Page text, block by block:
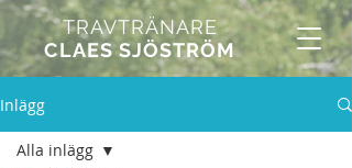
TRAVTRÄNARE
CLAES SJÖSTRÖM
Inlägg
Alla inlägg